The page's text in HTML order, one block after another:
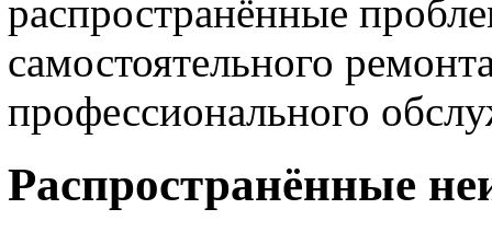
распространённые
самостоятельного
профессионального
Распространённые